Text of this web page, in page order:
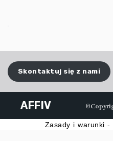
Skontaktuj się z nami
AFFIV
Zasady i warunki -